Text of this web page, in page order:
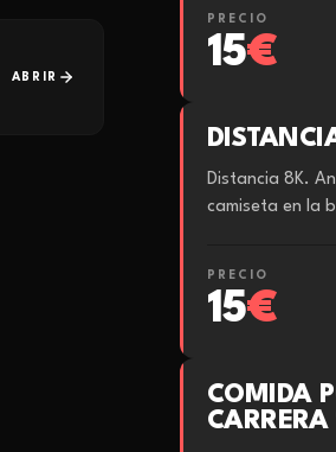
ABRIR
PRECIO
15€
Distancia 8K.
camiseta en la
PRECIO
15€
COMIDA